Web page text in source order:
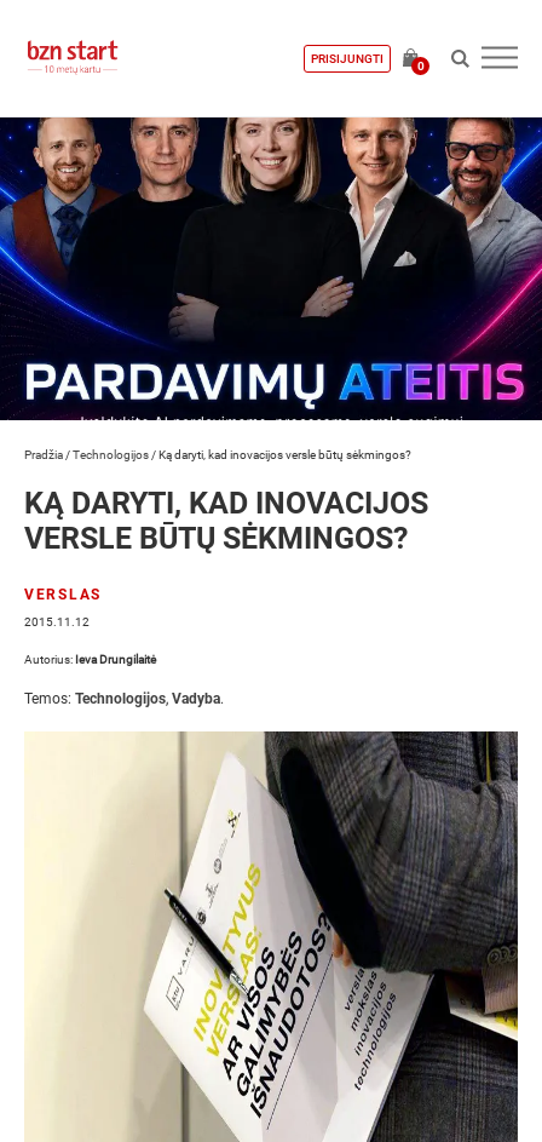
PRISIJUNGTI
0
Pradžia /Technologijos /Ką daryti, kad inovacijos versle būtų sėkmingos?
KĄ DARYTI, KAD INOVACIJOS
VERSLE BŪTŲ SĖKMINGOS?
VERSLAS
2015.11.12
Autorius: Ieva Drungilaitė
Temos: Technologijos, Vadyba.